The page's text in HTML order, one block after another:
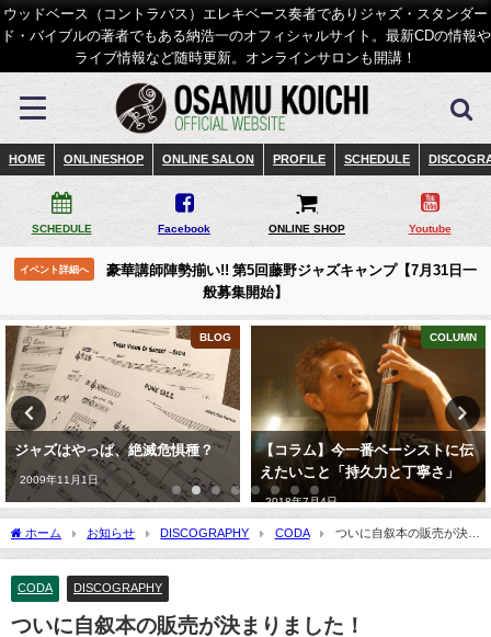
ウッドベース（コントラバス）エレキベース奏者でありジャズ・スタンダー
ド・バイブルの著者でもある納浩一のオフィシャルサイト。最新CDの情報や
ライブ情報など随時更新。オンラインサロンも開講！
HOME ONLINESHOP ONLINE SALON PROFILE SCHEDULE
SCHEDULE Facebook ONLINE SHOP Youtube
イベント詳細へ
豪華講師陣勢揃い!! 第5回藤野ジャズキャンプ【7月31日一
般募集開始】
BLOG
ジャズはやっぱ、絶滅危惧種？
2009年11月1日
COLUMN
【コラム】今一番ベーシストに伝
えたいこと「持久力と丁寧さ」
2018年7月4日
ホーム お知らせ DISCOGRAPHY CODA
ついに自叙本の販売が決ま
りました！
CODA DISCOGRAPHY
ついに自叙本の販売が決まりました！